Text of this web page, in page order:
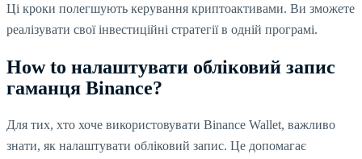
Ці кроки полегшують керування криптоактивами. Ви зможете
реалізувати свої інвестиційні стратегії в одній програмі.
How to налаштувати обліковий запис
гаманця Binance?
Для тих, хто хоче використовувати Binance Wallet, важливо
знати, як налаштувати обліковий запис. Це допомагає